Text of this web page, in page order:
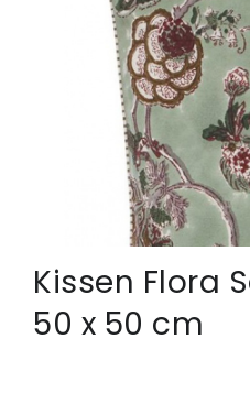
Kissen Flora
50 x 50 cm